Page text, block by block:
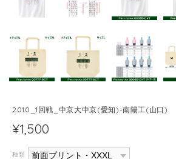
2010_1回戦_中京大中京(愛知)-南陽工(山口)
¥1,500
種類